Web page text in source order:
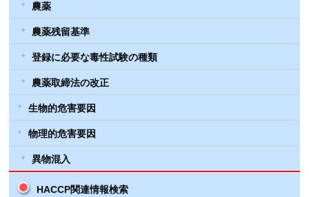
農薬
農薬残留基準
登録に必要な毒性試験の種類
農薬取締法の改正
生物的危害要因
物理的危害要因
異物混入
HACCP関連情報検索